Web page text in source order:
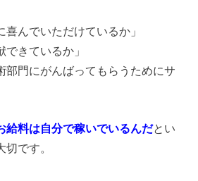
喜んでいただけているか」
できているか」
部門にがんばってもらうためにサ
給料は自分で稼いでいるんだとい
です。